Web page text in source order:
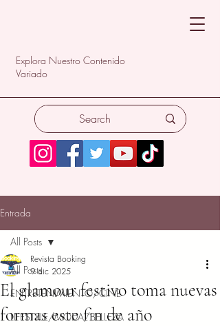
Explora Nuestro Contenido
Variado
Entrada
All Posts
ENTRETENIMIENTO/CINE
LIFESTYLE/MODA/BELLEZA
All Posts
El glamour festivo toma nuevas
formas este fin de año
Revista Booking
9 dic 2025